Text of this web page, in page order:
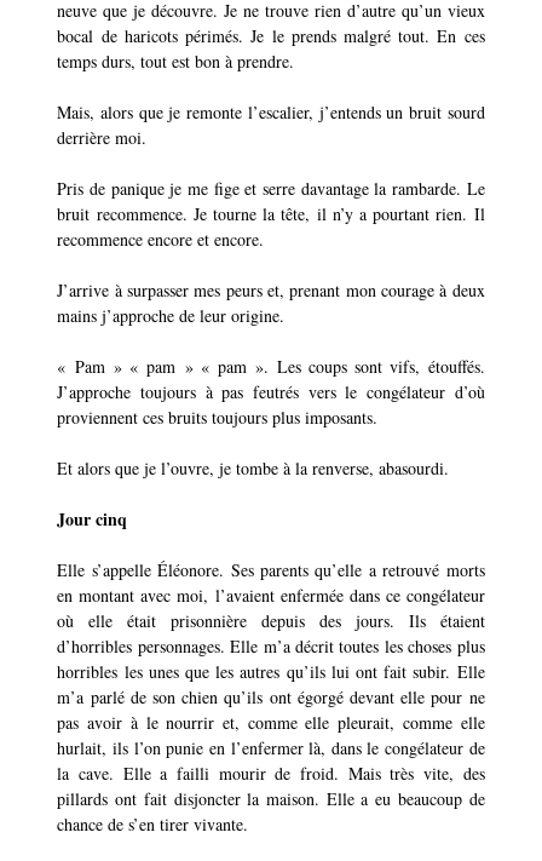
neuve que je découvre. Je ne trouve rien d’autre qu’un vieux
bocal de haricots périmés. Je le prends malgré tout. En ces
temps durs, tout est bon à prendre.
Mais, alors que je remonte l’escalier, j’entends un bruit sourd
derrière moi.
Pris de panique je me fige et serre davantage la rambarde. Le
bruit recommence. Je tourne la tête, il n’y a pourtant rien. Il
recommence encore et encore.
J’arrive à surpasser mes peurs et, prenant mon courage à deux
mains j’approche de leur origine.
« Pam » « pam » « pam ». Les coups sont vifs, étouffés.
J’approche toujours à pas feutrés vers le congélateur d’où
proviennent ces bruits toujours plus imposants.
Et alors que je l’ouvre, je tombe à la renverse, abasourdi.
Jour cinq
Elle s’appelle Éléonore. Ses parents qu’elle a retrouvé morts
en montant avec moi, l’avaient enfermée dans ce congélateur
où elle était prisonnière depuis des jours. Ils étaient
d’horribles personnages. Elle m’a décrit toutes les choses plus
horribles les unes que les autres qu’ils lui ont fait subir. Elle
m’a parlé de son chien qu’ils ont égorgé devant elle pour ne
pas avoir à le nourrir et, comme elle pleurait, comme elle
hurlait, ils l’on punie en l’enfermer là, dans le congélateur de
la cave. Elle a failli mourir de froid. Mais très vite, des
pillards ont fait disjoncter la maison. Elle a eu beaucoup de
chance de s’en tirer vivante.